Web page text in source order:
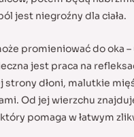
jest niegroźny dla ciała.
promieniować do oka –
jest praca na
dłoni, malutkie
Od jej wierzchu
pomaga w łatwym